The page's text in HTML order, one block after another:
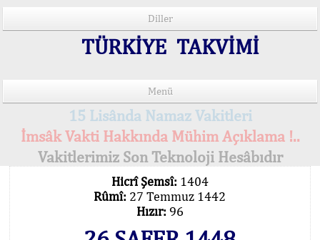
Diller
TÜRKİYE TAKVİMİ
Menü
15 Lisânda Namaz Vakitleri
İmsâk Vakti Hakkında Mühim Açıklama !..
Vakitlerimiz Son Teknoloji Hesâbıdır
Hicrî Şemsî: 1404
Rûmî: 27 Temmuz 1442
Hızır: 96